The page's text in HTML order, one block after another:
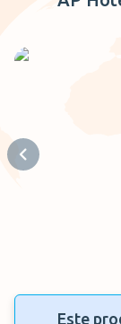
Previous slide
Este